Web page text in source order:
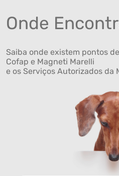
Onde
Saiba onde existem pontos
Cofap e Magneti Marelli
e os Serviços Autorizados da